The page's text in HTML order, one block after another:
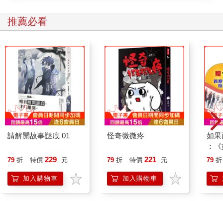
在審理棘手的墳塋訟案時，縣官要如何持守法律的標準呢？他們
可以對風水提出解釋，替風水開發出不同的用法：有些人訴諸風
作，直接以此形塑判決的結果，這兩種類型在檔案中皆有所見。
為了處理所收到的艱鉅請求，縣級官廳的這種斷案策略非常有
效：透過援引風水，訴訟人即使缺乏文件證據，也能上告公堂；
反過來說，即便在有些資訊用其他手段都不得而知的時候，由於
官員將風水納入了考量，既能夠對此加以權衡，又能夠維持自身
的司法威信。
這種處理方法乍聽之下令人訝異，畢竟在文武官員家中，若有陰
陽術士「妄言國家禍福」，清律對此可是大加斥責。正是出於這
一點，清朝政府為專業的風水術士頒發執照， 制定了明確的標
準，之後在第三章便會介紹招聘的過程和職責所在。若是為了等
待吉時、謀求吉地而遲不入葬的話，清代法律一樣也會予以譴
或否認，而是禁止人濫用風水之說。清朝在另一本法律集成《大
清會典》中，雖然也表達了官方的立場，但採取的語調卻全然不
推薦必看
請解開故事謎底 01
79 折 特價 229 元
加入購物車
怪奇微微疼
79 折 特價 221 元
加入購物車
如
：
喵
79 折